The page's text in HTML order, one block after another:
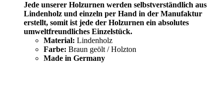
Jede unserer Holzurnen werden selbstverständlich aus
Lindenholz und einzeln per Hand in der Manufaktur
erstellt, somit ist jede der Holzurnen ein absolutes
umweltfreundliches Einzelstück.
Material: Lindenholz
Farbe: Braun geölt / Holzton
Made in Germany